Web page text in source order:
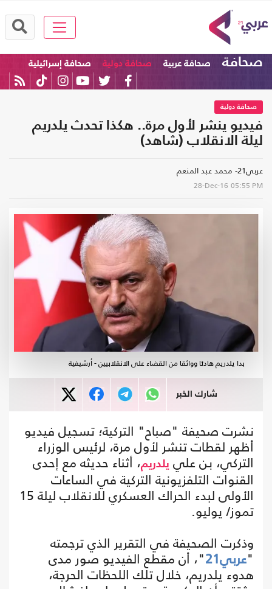
صحافة صحافة عربية صحافة دولية صحافة إسرائيلية
صحافة دولية
فيديو ينشر لأول مرة.. هكذا تحدث يلدريم
ليلة الانقلاب (شاهد)
عربي21- محمد عبد المنعم
28-Dec-16 05:55 PM
بدا يلدريم هادئا وواثقا من القضاء على الانقلابيين - أرشيفية
شارك الخبر
نشرت صحيفة "صباح" التركية؛ تسجيل فيديو
أظهر لقطات تنشر لأول مرة، لرئيس الوزراء
التركي، بن علي يلدريم، أثناء حديثه مع إحدى
القنوات التلفزيونية التركية في الساعات
الأولى لبدء الحراك العسكري للانقلاب ليلة 15
تموز/ يوليو.
وذكرت الصحيفة في التقرير الذي ترجمته
"عربي21 "، أن مقطع الفيديو صور مدى
هدوء يلدريم، خلال تلك اللحظات الحرجة،